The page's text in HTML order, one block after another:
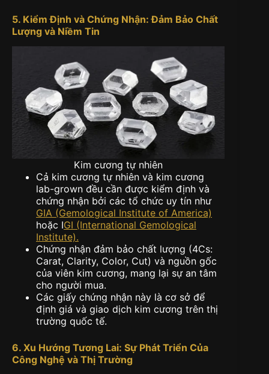
5. Kiểm Định và Chứng Nhận: Đảm Bảo Chất
Lượng và Niềm Tin
Kim cương tự nhiên
Cả kim cương tự nhiên và kim cương
lab-grown đều cần được kiểm định và
chứng nhận bởi các tổ chức uy tín như
GIA (Gemological Institute of America)
hoặc IGI (International Gemological
Institute).
Chứng nhận đảm bảo chất lượng (4Cs:
Carat, Clarity, Color, Cut) và nguồn gốc
của viên kim cương, mang lại sự an tâm
cho người mua.
Các giấy chứng nhận này là cơ sở để
định giá và giao dịch kim cương trên thị
trường quốc tế.
6. Xu Hướng Tương Lai: Sự Phát Triển Của
Công Nghệ và Thị Trường